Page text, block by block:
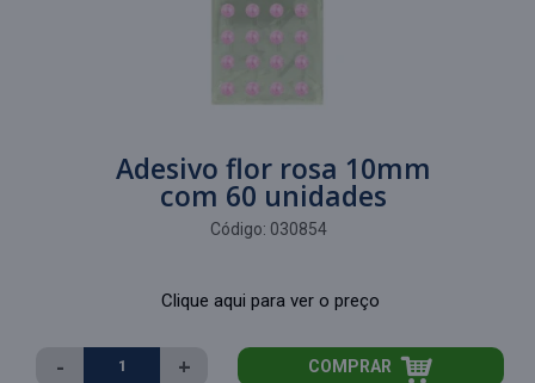
Adesivo flor rosa 10mm
com 60 unidades
Código: 030854
Clique aqui para ver o preço
- + COMPRAR